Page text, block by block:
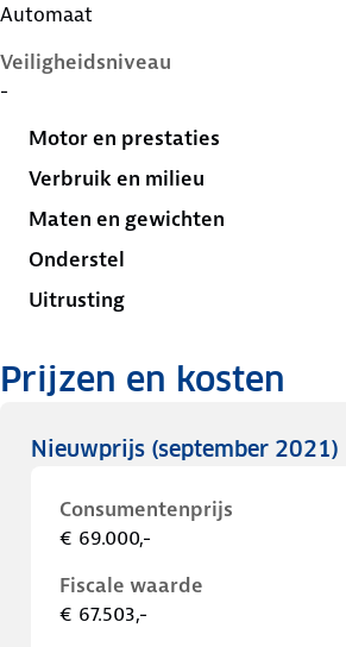
Automaat
Veiligheidsniveau
-
Motor en prestaties
Verbruik en milieu
Maten en gewichten
Onderstel
Uitrusting
Prijzen en kosten
Nieuwprijs (september 2021)
Consumentenprijs
€ 69.000,-
Fiscale waarde
€ 67.503,-